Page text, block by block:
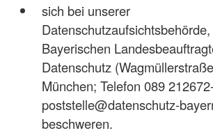
sich bei unserer
Bayerischen
Datenschutz
München; Telefon 089
poststelle@datenschutz-
beschweren.